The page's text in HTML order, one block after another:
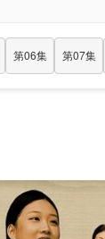
第06集 第07集